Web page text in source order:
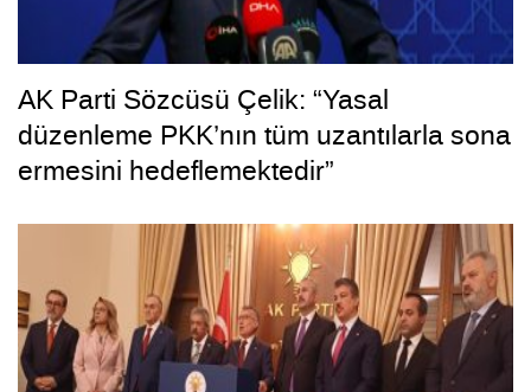
AK Parti Sözcüsü Çelik: “Yasal
düzenleme PKK’nın tüm uzantılarla sona
ermesini hedeflemektedir”